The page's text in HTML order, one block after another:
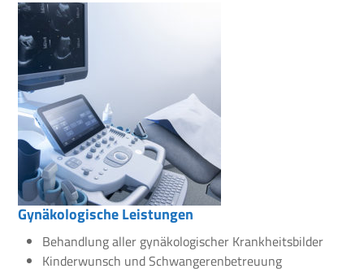
Gynäkologische Leistungen
Behandlung aller gynäkologischer Krankheitsbilder
Kinderwunsch und Schwangerenbetreuung